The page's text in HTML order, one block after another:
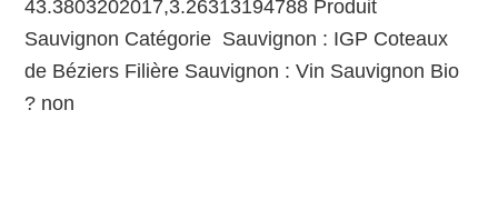
43.3803202017,3.26313194788 Produit
Sauvignon Catégorie Sauvignon : IGP Coteaux
de Béziers Filière Sauvignon : Vin Sauvignon Bio
? non